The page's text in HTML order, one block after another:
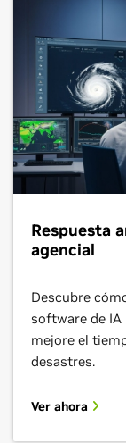
Respuesta
agencial
Descubre
software de
mejore el
desastres.
Ver ahora